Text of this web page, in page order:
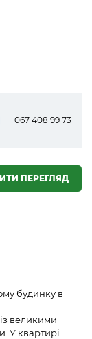
067 408 99 73
ПЕРЕГЛЯД
будинку в
великими
У квартирі